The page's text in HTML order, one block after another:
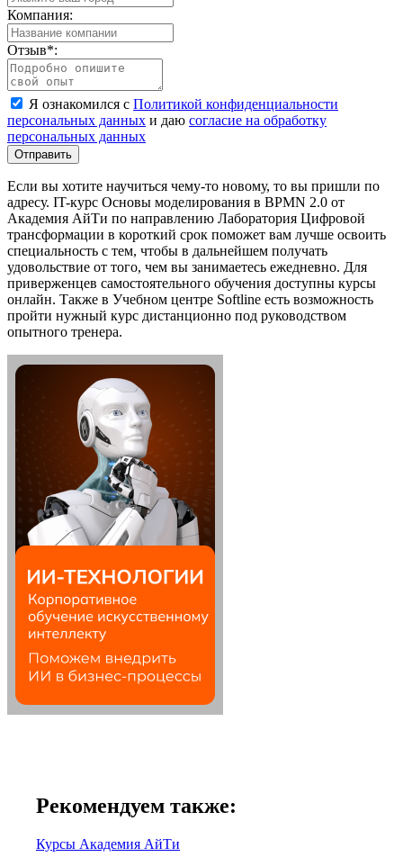
Компания:
Отзыв*:
Я ознакомился с Политикой конфиденциальности
персональных данных и даю согласие на обработку
персональных данных
Отправить
Если вы хотите научиться чему-то новому, то вы пришли по
адресу. IT-курс Основы моделирования в BPMN 2.0 от
Академия АйТи по направлению Лаборатория Цифровой
трансформации в короткий срок поможет вам лучше освоить
специальность с тем, чтобы в дальнейшем получать
удовольствие от того, чем вы занимаетесь ежедневно. Для
приверженцев самостоятельного обучения доступны курсы
онлайн. Также в Учебном центре Softline есть возможность
пройти нужный курс дистанционно под руководством
опытного тренера.
Рекомендуем также:
Курсы Академия АйТи